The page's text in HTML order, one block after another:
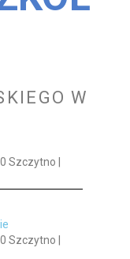
W
Szczytno |
Szczytno |